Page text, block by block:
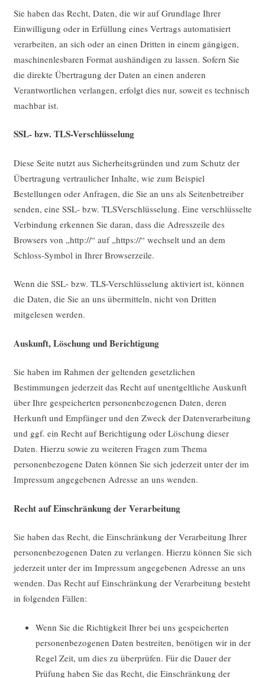
Sie haben das Recht, Daten, die wir auf Grundlage Ihrer
Einwilligung oder in Erfüllung eines Vertrags automatisiert
verarbeiten, an sich oder an einen Dritten in einem gängigen,
maschinenlesbaren Format aushändigen zu lassen. Sofern Sie
die direkte Übertragung der Daten an einen anderen
Verantwortlichen verlangen, erfolgt dies nur, soweit es technisch
machbar ist.
SSL- bzw. TLS-Verschlüsselung
Diese Seite nutzt aus Sicherheitsgründen und zum Schutz der
Übertragung vertraulicher Inhalte, wie zum Beispiel
Bestellungen oder Anfragen, die Sie an uns als Seitenbetreiber
senden, eine SSL- bzw. TLSVerschlüsselung. Eine verschlüsselte
Verbindung erkennen Sie daran, dass die Adresszeile des
Browsers von „http://“ auf „https://“ wechselt und an dem
Schloss-Symbol in Ihrer Browserzeile.
Wenn die SSL- bzw. TLS-Verschlüsselung aktiviert ist, können
die Daten, die Sie an uns übermitteln, nicht von Dritten
mitgelesen werden.
Auskunft, Löschung und Berichtigung
Sie haben im Rahmen der geltenden gesetzlichen
Bestimmungen jederzeit das Recht auf unentgeltliche Auskunft
über Ihre gespeicherten personenbezogenen Daten, deren
Herkunft und Empfänger und den Zweck der Datenverarbeitung
und ggf. ein Recht auf Berichtigung oder Löschung dieser
Daten. Hierzu sowie zu weiteren Fragen zum Thema
personenbezogene Daten können Sie sich jederzeit unter der im
Impressum angegebenen Adresse an uns wenden.
Recht auf Einschränkung der Verarbeitung
Sie haben das Recht, die Einschränkung der Verarbeitung Ihrer
personenbezogenen Daten zu verlangen. Hierzu können Sie sich
jederzeit unter der im Impressum angegebenen Adresse an uns
wenden. Das Recht auf Einschränkung der Verarbeitung besteht
in folgenden Fällen:
Wenn Sie die Richtigkeit Ihrer bei uns gespeicherten
personenbezogenen Daten bestreiten, benötigen wir in der
Regel Zeit, um dies zu überprüfen. Für die Dauer der
Prüfung haben Sie das Recht, die Einschränkung der